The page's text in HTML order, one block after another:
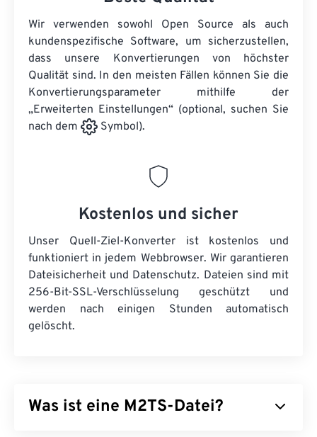
Wir verwenden sowohl Open Source als auch
kundenspezifische Software, um sicherzustellen,
dass unsere Konvertierungen von höchster
Qualität sind. In den meisten Fällen können Sie die
Konvertierungsparameter mithilfe der
„Erweiterten Einstellungen“ (optional, suchen Sie
nach dem
Symbol).
Kostenlos und sicher
Unser Quell-Ziel-Konverter ist kostenlos und
funktioniert in jedem Webbrowser. Wir garantieren
Dateisicherheit und Datenschutz. Dateien sind mit
256-Bit-SSL-Verschlüsselung geschützt und
werden nach einigen Stunden automatisch
gelöscht.
Was ist eine M2TS-Datei?